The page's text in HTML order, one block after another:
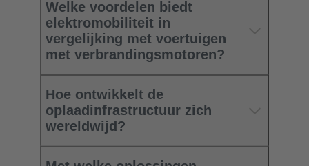
Welke voordelen biedt
elektromobiliteit in
vergelijking met voertuigen
met verbrandingsmotoren?
Hoe ontwikkelt de
oplaadinfrastructuur zich
wereldwijd?